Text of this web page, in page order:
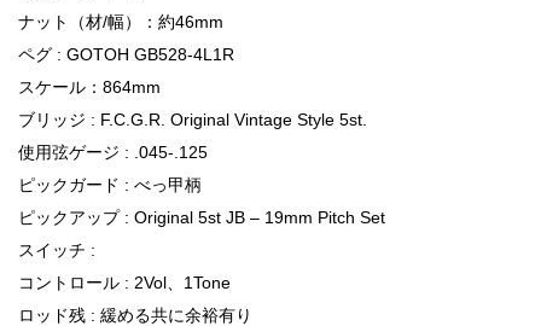
ナット（材/幅）：約46mm
ペグ : GOTOH GB528-4L1R
スケール：864mm
ブリッジ : F.C.G.R. Original Vintage Style 5st.
使用弦ゲージ : .045-.125
ピックガード : べっ甲柄
ピックアップ : Original 5st JB – 19mm Pitch Set
スイッチ :
コントロール : 2Vol、1Tone
ロッド残 : 緩める共に余裕有り